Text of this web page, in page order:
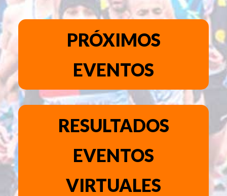
PRÓXIMOS
EVENTOS
RESULTADOS
EVENTOS
VIRTUALES